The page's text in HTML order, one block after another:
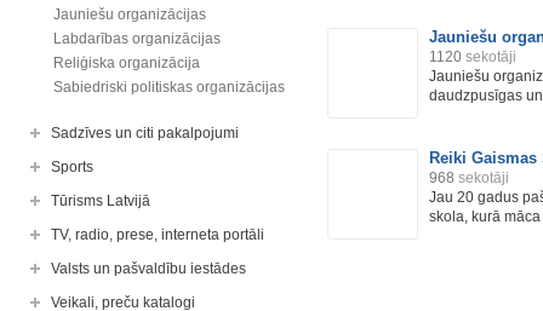
Jauniešu organizācijas
Labdarības organizācijas
Reliģiska organizācija
Sabiedriski politiskas organizācijas
Sadzīves un citi pakalpojumi
Sports
Tūrisms Latvijā
TV, radio, prese, interneta portāli
Valsts un pašvaldību iestādes
Veikali, preču katalogi
Jauniešu
1120 sekotāji
Jauniešu
daudzpusīgas
Reiki Gaismas
968 sekotāji
Jau 20 gadus
skola, kurā